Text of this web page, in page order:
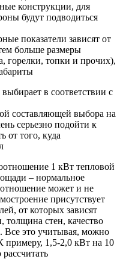
конструкции, для
будут подводиться
показатели зависят от
больше размеры
горелки, топки и прочих),
в соответствии с
составляющей выбора на
серьезно подойти к
от того, куда
1 кВт тепловой
– нормальное
может и не
присутствует
от которых зависят
толщина стен, качество
Все это учитывая, можно
примеру, 1,5-2,0 кВт на 10